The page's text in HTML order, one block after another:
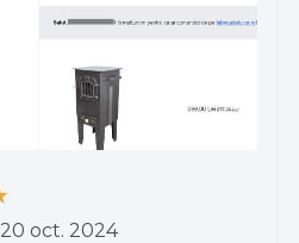
20 oct. 2024